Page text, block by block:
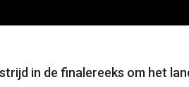
in de finalereeks om het